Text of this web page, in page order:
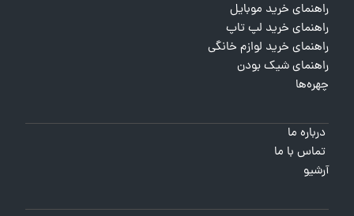
راهنمای خرید موبایل
راهنمای خرید لپ تاپ
راهنمای خرید لوازم خانگی
راهنمای شیک بودن
چهره‌ها
درباره ما
تماس با ما
آرشیو